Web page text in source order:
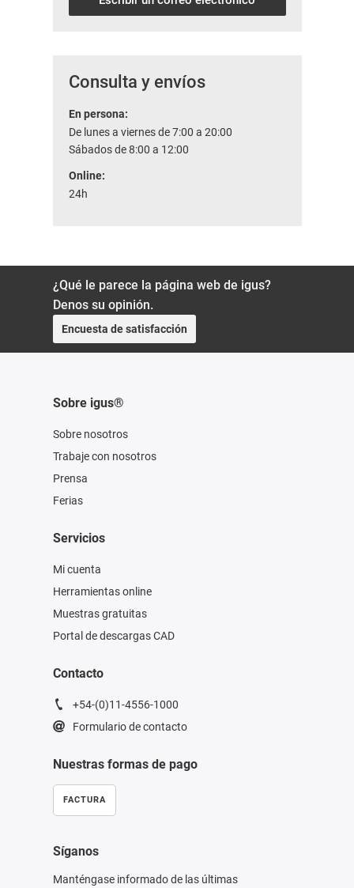
Consulta y envíos
En persona:
De lunes a viernes de 7:00 a 20:00
Sábados de 8:00 a 12:00
Online:
24h
¿Qué le parece la página web de igus?
Denos su opinión.
Encuesta de satisfacción
Sobre igus®
Sobre nosotros
Trabaje con nosotros
Prensa
Ferias
Servicios
Mi cuenta
Herramientas online
Muestras gratuitas
Portal de descargas CAD
Contacto
+54-(0)11-4556-1000
Formulario de contacto
Nuestras formas de pago
FACTURA
Síganos
Manténgase informado de las últimas